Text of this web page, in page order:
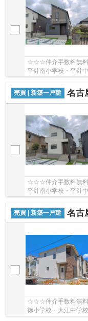
☆☆☆仲介手数料無料
平針南小学校・平針
売買 | 新築一戸建 名古屋市
☆☆☆仲介手数料無料
平針南小学校・平針
売買 | 新築一戸建 名古屋市
☆☆☆仲介手数料無料
徳小学校・大江中学校